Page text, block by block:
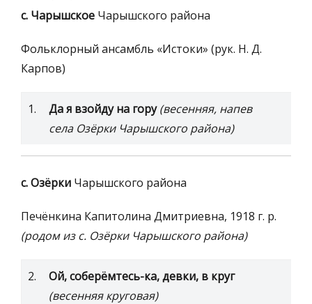
с. Чарышское Чарышского района
Фольклорный ансамбль «Истоки» (рук. Н. Д.
Карпов)
1. Да я взойду на гору(весенняя, напев
села Озёрки Чарышского района)
с. Озёрки Чарышского района
Печёнкина Капитолина Дмитриевна, 1918 г. р.
(родом из с. Озёрки Чарышского района)
2.
Ой, соберёмтесь-ка, девки, в круг
(весенняя круговая)